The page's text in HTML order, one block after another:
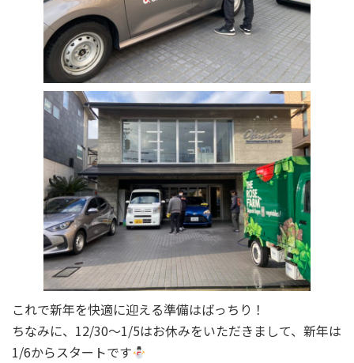
これで新年を快適に迎える準備はばっちり！
ちなみに、12/30～1/5はお休みをいただきまして、新年は
1/6からスタートです